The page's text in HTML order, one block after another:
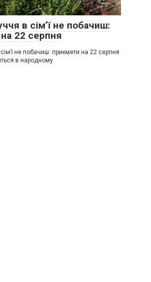
0
в сім’ї не побачиш:
22 серпня
не побачиш: прикмети на 22 серпня
в народному